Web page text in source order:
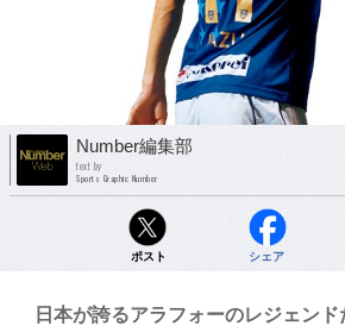
Number編集部
text by
Sports Graphic Number
ポスト シェア
日本が誇るアラフォーのレジェンド